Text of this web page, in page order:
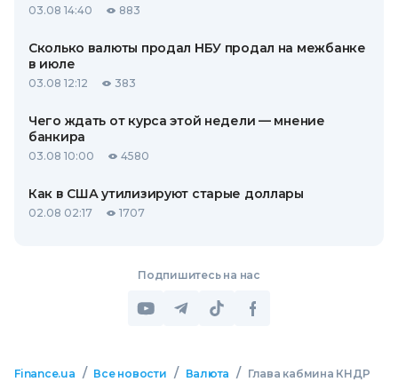
03.08 14:40 883
Сколько валюты продал НБУ продал на межбанке
в июле
03.08 12:12 383
Чего ждать от курса этой недели — мнение
банкира
03.08 10:00 4580
Как в США утилизируют старые доллары
02.08 02:17 1707
Подпишитесь на нас
Finance.ua / Все новости / Валюта /
Глава кабмина КНДР